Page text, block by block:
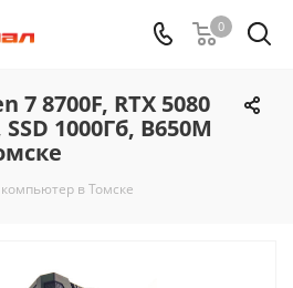
0
8700F, RTX 5080
1000Гб, B650M
в Томске